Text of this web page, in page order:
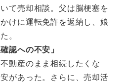
て売却相談。父は脳梗塞を
けに運転免許を返納し、娘
。
認への不安」
動産のまま相続したくな
があった。さらに、売却活